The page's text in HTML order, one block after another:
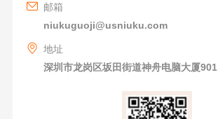
邮箱
niukuguoji@usniuku.com
地址
深圳市龙岗区坂田街道神舟电脑大厦901